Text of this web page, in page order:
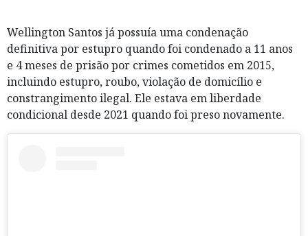
Wellington Santos já possuía uma condenação
definitiva por estupro quando foi condenado a 11 anos
e 4 meses de prisão por crimes cometidos em 2015,
incluindo estupro, roubo, violação de domicílio e
constrangimento ilegal. Ele estava em liberdade
condicional desde 2021 quando foi preso novamente.